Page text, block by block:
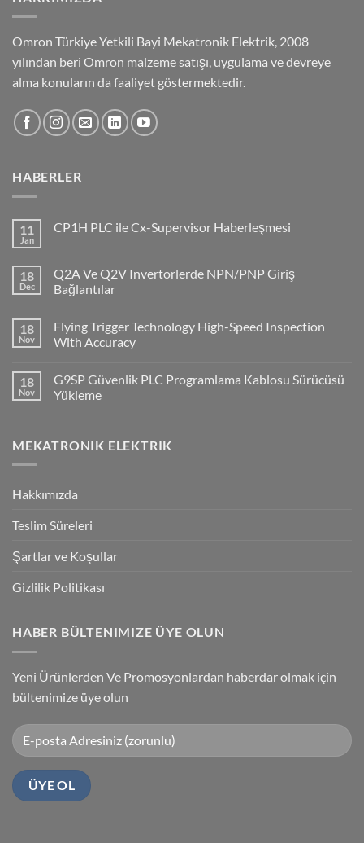
Omron Türkiye Yetkili Bayi Mekatronik Elektrik, 2008
yılından beri Omron malzeme satışı, uygulama ve devreye
alma konuların da faaliyet göstermektedir.
HABERLER
11
Jan
CP1H PLC ile Cx-Supervisor Haberleşmesi
CP1H
PLC
ile
Haberleşmesi
18
Dec
Q2A Ve Q2V Invertorlerde NPN/PNP Giriş
Bağlantılar
on
Q2A
Ve
NPN/PNP
Giriş
Bağlantılar
18
Nov
Flying Trigger Technology High-Speed Inspection
With Accuracy
on
Flying
Trigger
Inspection
With
18
Nov
G9SP Güvenlik PLC Programlama Kablosu Sürücüsü
Yükleme
G9SP
Güvenlik
Sürücüsü
MEKATRONIK ELEKTRIK
Hakkımızda
Teslim Süreleri
Şartlar ve Koşullar
Gizlilik Politikası
HABER BÜLTENIMIZE ÜYE OLUN
Yeni Ürünlerden Ve Promosyonlardan haberdar olmak için
bültenimize üye olun